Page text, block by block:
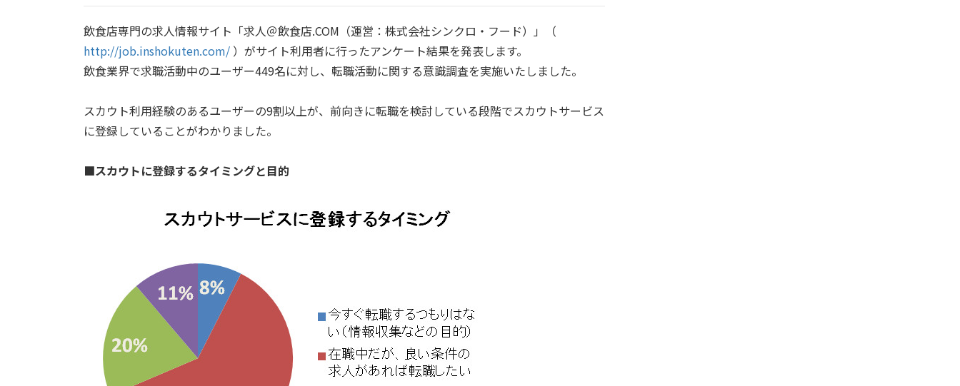
飲食店専門の求人情報サイト「求人＠飲食店.COM（運営：株式会社シンクロ・フード）」（
http://job.inshokuten.com/ ）がサイト利用者に行ったアンケート結果を発表します。
飲食業界で求職活動中のユーザー449名に対し、転職活動に関する意識調査を実施いたしました。
スカウト利用経験のあるユーザーの9割以上が、前向きに転職を検討している段階でスカウトサービス
に登録していることがわかりました。
■スカウトに登録するタイミングと目的